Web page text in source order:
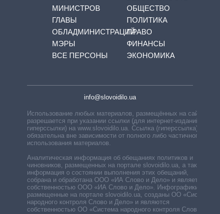
МИНИСТРОВ
ГЛАВЫ
ОБЛАДМИНИСТРАЦИЙ
МЭРЫ
ВСЕ ПЕРСОНЫ
ОБЩЕСТВО
ПОЛИТИКА
ПРАВО
ФИНАНСЫ
ЭКОНОМИКА
info@slovoidilo.ua
Использование любых материалов, размещённых на сайте,
разрешается при указании ссылки (для интернет-изданий —
гиперссылки) на www.slovoidilo.ua. Ссылка (гиперссылка)
обязательна вне зависимости от полного либо частичного
использования материалов.
Аналитическая информация об обещаниях политиков и
чиновников, размещенных на портале slovoidilo.ua, а также
информация о состоянии выполнения этих обещаний,
собрана и обработана ООО «ИА Слово и Дело» и является
собственностью ООО «ИА Слово и Дело». Инфографики,
размещенные на портале slovoidilo.ua, созданы ОО «Система
народного контроля Слово и Дело» и являются
собственностью ОО «Система народного контроля Слово и